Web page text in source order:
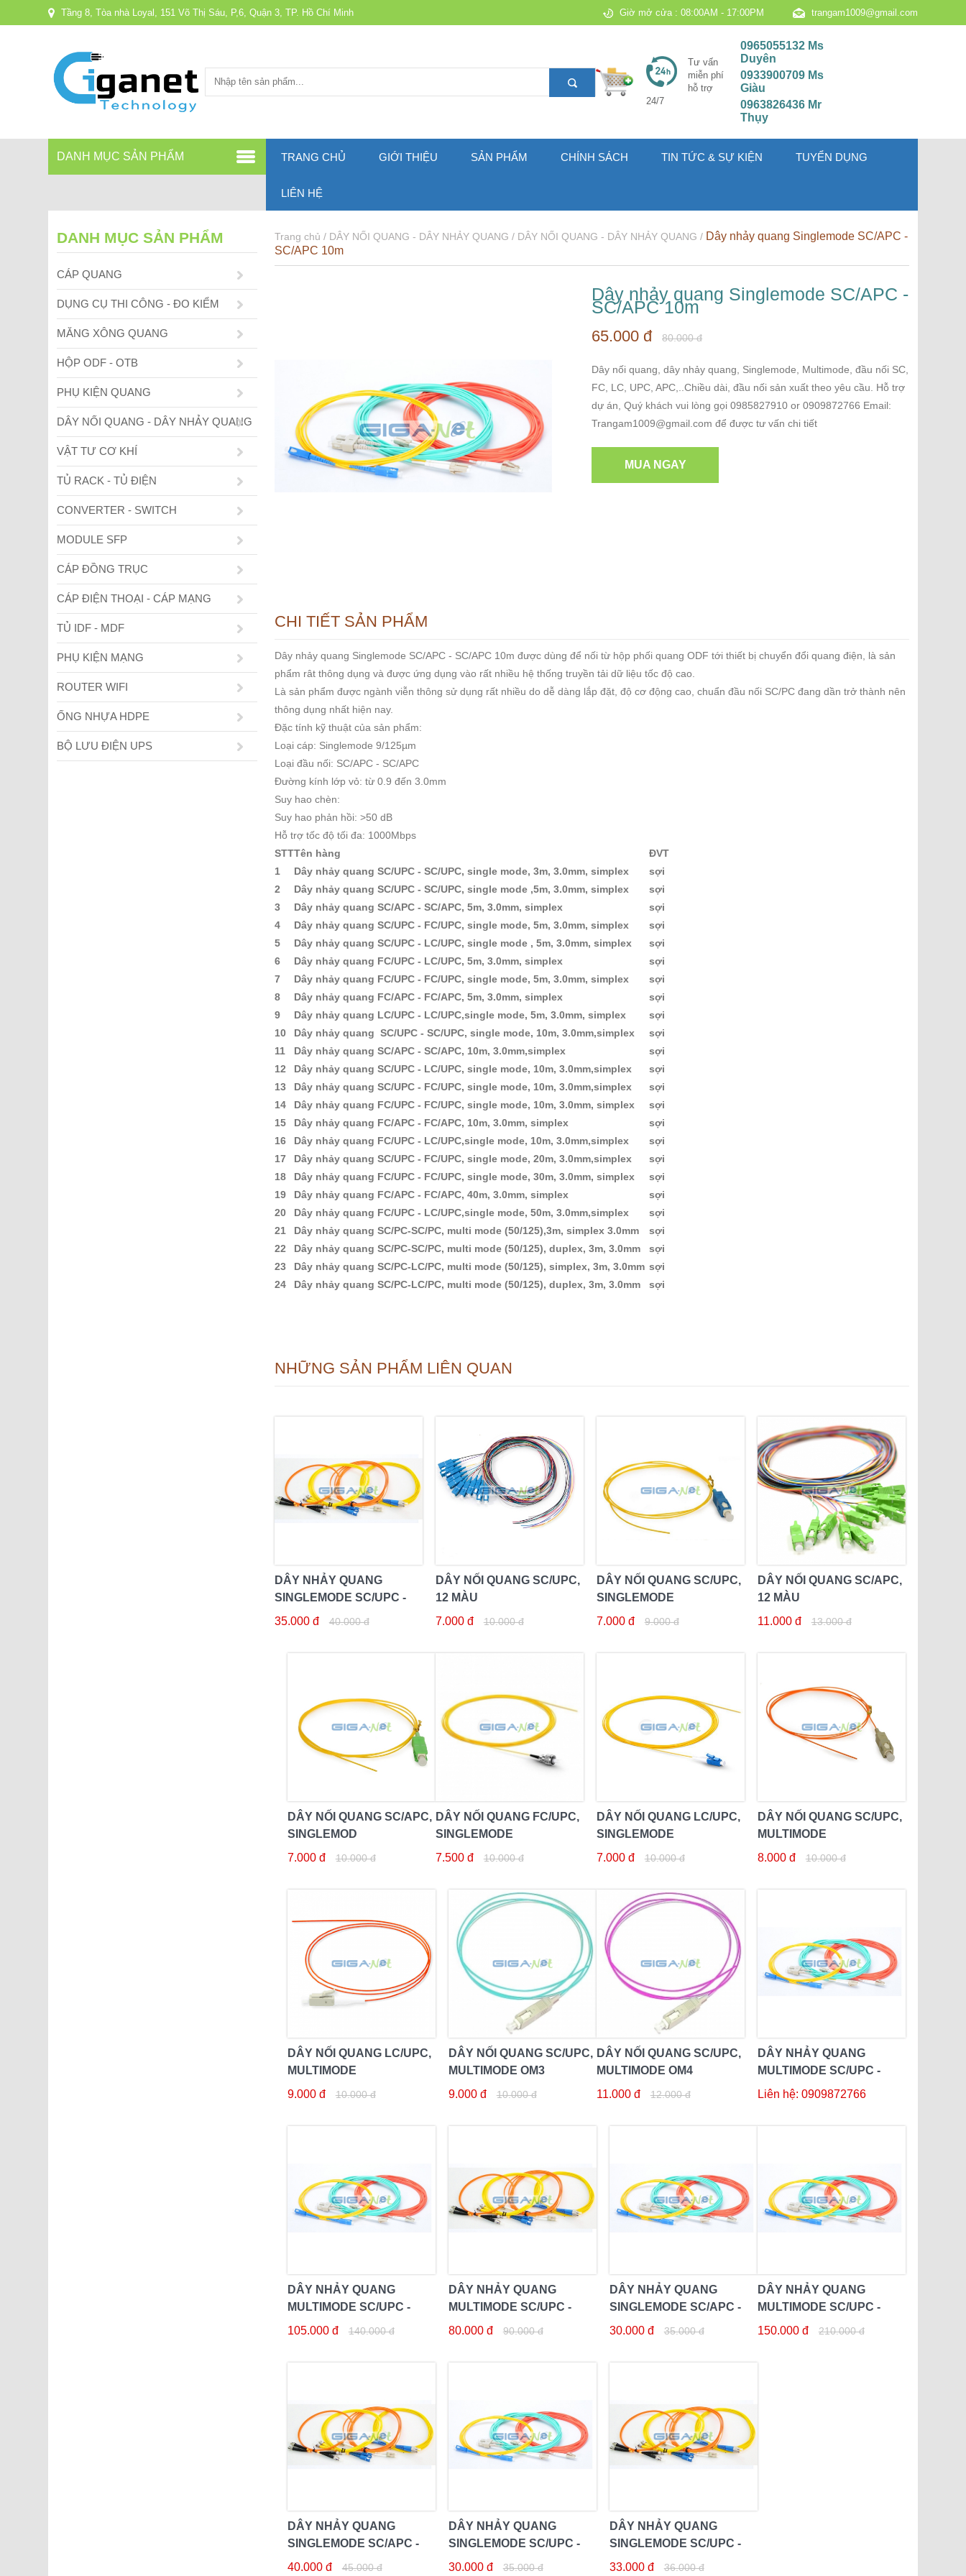
Tầng 8, Tòa nhà Loyal, 151 Võ Thị Sáu, P,6, Quận 3, TP. Hồ Chí Minh trangam1009@gmail.com
Giờ mở cửa : 08:00AM - 17:00PM
Tư vấn
miễn phí
hỗ trợ
24/7
0965055132 Ms
Duyên
0933900709 Ms
Giàu
0963826436 Mr
Thụy
DANH MỤC SẢN PHẨM TRANG CHỦ GIỚI THIỆU SẢN PHẨM CHÍNH SÁCH TIN TỨC & SỰ KIỆN TUYỂN DỤNG
LIÊN HỆ
DANH MỤC SẢN PHẨM
CÁP QUANG
DỤNG CỤ THI CÔNG - ĐO KIỂM
MĂNG XÔNG QUANG
HỘP ODF - OTB
PHỤ KIỆN QUANG
DÂY NỐI QUANG - DÂY NHẢY QUANG
VẬT TƯ CƠ KHÍ
TỦ RACK - TỦ ĐIỆN
CONVERTER - SWITCH
MODULE SFP
CÁP ĐỒNG TRỤC
CÁP ĐIỆN THOẠI - CÁP MẠNG
TỦ IDF - MDF
PHỤ KIỆN MẠNG
ROUTER WIFI
ỐNG NHỰA HDPE
BỘ LƯU ĐIỆN UPS
Trang chủ / DÂY NỐI QUANG - DÂY NHẢY QUANG / DÂY NỐI QUANG - DÂY NHẢY QUANG / Dây nhảy quang Singlemode SC/APC -
SC/APC 10m
Dây nhảy quang Singlemode SC/APC -
SC/APC 10m
65.000 đ 80.000 đ
Dây nối quang, dây nhảy quang, Singlemode, Multimode, đầu nối SC,
FC, LC, UPC, APC,..Chiều dài, đầu nối sản xuất theo yêu cầu. Hỗ trợ
dự án, Quý khách vui lòng gọi 0985827910 or 0909872766 Email:
Trangam1009@gmail.com để được tư vấn chi tiết
MUA NGAY
CHI TIẾT SẢN PHẨM
Dây nhảy quang Singlemode SC/APC - SC/APC 10m được dùng để nối từ hộp phối quang ODF tới thiết bị chuyển đổi quang điện, là sản
phẩm rât thông dụng và được ứng dụng vào rất nhiều hệ thống truyền tải dữ liệu tốc độ cao.
Là sản phẩm được ngành viễn thông sử dụng rất nhiều do dễ dàng lắp đặt, độ cơ động cao, chuẩn đầu nối SC/PC đang dần trở thành nên
thông dụng nhất hiện nay.
Đặc tính kỹ thuật của sản phẩm:
Loại cáp: Singlemode 9/125µm
Loại đầu nối: SC/APC - SC/APC
Đường kính lớp vỏ: từ 0.9 đến 3.0mm
Suy hao chèn:
Suy hao phản hồi: >50 dB
Hỗ trợ tốc độ tối đa: 1000Mbps
STTTên hàng
ĐVT
1
Dây nhảy quang SC/UPC - SC/UPC, single mode, 3m, 3.0mm, simplex
sợi
2
Dây nhảy quang SC/UPC - SC/UPC, single mode ,5m, 3.0mm, simplex
sợi
3
Dây nhảy quang SC/APC - SC/APC, 5m, 3.0mm, simplex
sợi
4
Dây nhảy quang SC/UPC - FC/UPC, single mode, 5m, 3.0mm, simplex
sợi
5
Dây nhảy quang SC/UPC - LC/UPC, single mode , 5m, 3.0mm, simplex
sợi
6
Dây nhảy quang FC/UPC - LC/UPC, 5m, 3.0mm, simplex
sợi
7
Dây nhảy quang FC/UPC - FC/UPC, single mode, 5m, 3.0mm, simplex
sợi
8
Dây nhảy quang FC/APC - FC/APC, 5m, 3.0mm, simplex
sợi
9
Dây nhảy quang LC/UPC - LC/UPC,single mode, 5m, 3.0mm, simplex
sợi
10
Dây nhảy quang SC/UPC - SC/UPC, single mode, 10m, 3.0mm,simplex
sợi
11
Dây nhảy quang SC/APC - SC/APC, 10m, 3.0mm,simplex
sợi
12
Dây nhảy quang SC/UPC - LC/UPC, single mode, 10m, 3.0mm,simplex
sợi
13
Dây nhảy quang SC/UPC - FC/UPC, single mode, 10m, 3.0mm,simplex
sợi
14
Dây nhảy quang FC/UPC - FC/UPC, single mode, 10m, 3.0mm, simplex
sợi
15
Dây nhảy quang FC/APC - FC/APC, 10m, 3.0mm, simplex
sợi
16
Dây nhảy quang FC/UPC - LC/UPC,single mode, 10m, 3.0mm,simplex
sợi
17
Dây nhảy quang SC/UPC - FC/UPC, single mode, 20m, 3.0mm,simplex
sợi
18
Dây nhảy quang FC/UPC - FC/UPC, single mode, 30m, 3.0mm, simplex
sợi
19
Dây nhảy quang FC/APC - FC/APC, 40m, 3.0mm, simplex
sợi
20
Dây nhảy quang FC/UPC - LC/UPC,single mode, 50m, 3.0mm,simplex
sợi
21
Dây nhảy quang SC/PC-SC/PC, multi mode (50/125),3m, simplex 3.0mm
sợi
22
Dây nhảy quang SC/PC-SC/PC, multi mode (50/125), duplex, 3m, 3.0mm
sợi
23
Dây nhảy quang SC/PC-LC/PC, multi mode (50/125), simplex, 3m, 3.0mm sợi
24
Dây nhảy quang SC/PC-LC/PC, multi mode (50/125), duplex, 3m, 3.0mm sợi
NHỮNG SẢN PHẨM LIÊN QUAN
DÂY NHẢY QUANG
SINGLEMODE SC/UPC -
LC/UPC 3M
35.000 đ 40.000 đ
DÂY NỐI QUANG SC/UPC,
12 MÀU
7.000 đ
10.000 đ
DÂY NỐI QUANG SC/UPC,
SINGLEMODE
7.000 đ
9.000 đ
DÂY NỐI QUANG SC/APC,
12 MÀU
11.000 đ
13.000 đ
DÂY NỐI QUANG SC/APC,
SINGLEMOD
7.000 đ
10.000 đ
DÂY NỐI QUANG FC/UPC,
SINGLEMODE
7.500 đ
10.000 đ
DÂY NỐI QUANG LC/UPC,
SINGLEMODE
7.000 đ
10.000 đ
DÂY NỐI QUANG SC/UPC,
MULTIMODE
8.000 đ
10.000 đ
DÂY NỐI QUANG LC/UPC,
MULTIMODE
9.000 đ
10.000 đ
DÂY NỐI QUANG SC/UPC,
MULTIMODE OM3
9.000 đ
10.000 đ
DÂY NỐI QUANG SC/UPC,
MULTIMODE OM4
11.000 đ
12.000 đ
DÂY NHẢY QUANG
MULTIMODE SC/UPC -
LC/UPC 3M DUPLEX
Liên hệ: 0909872766
DÂY NHẢY QUANG
MULTIMODE SC/UPC -
SC/UPC 5M DUPLEX
105.000 đ 140.000 đ
DÂY NHẢY QUANG
MULTIMODE SC/UPC -
SC/UPC 3M DUPLEX
80.000 đ 90.000 đ
DÂY NHẢY QUANG
SINGLEMODE SC/APC -
SC/APC 2M
30.000 đ 35.000 đ
DÂY NHẢY QUANG
MULTIMODE SC/UPC -
SC/UPC 10M DUPLEX
150.000 đ 210.000 đ
DÂY NHẢY QUANG
SINGLEMODE SC/APC -
SC/APC 5M
40.000 đ 45.000 đ
DÂY NHẢY QUANG
SINGLEMODE SC/UPC -
SC/UPC 2M
30.000 đ 35.000 đ
DÂY NHẢY QUANG
SINGLEMODE SC/UPC -
SC/UPC 3M
33.000 đ 36.000 đ